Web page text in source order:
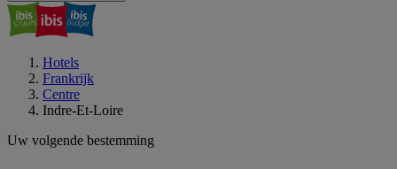
Hotels
Frankrijk
Centre
Indre-Et-Loire
Uw volgende bestemming